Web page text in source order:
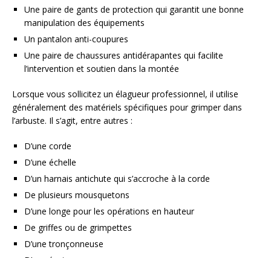
Une paire de gants de protection qui garantit une bonne
manipulation des équipements
Un pantalon anti-coupures
Une paire de chaussures antidérapantes qui facilite
l’intervention et soutien dans la montée
Lorsque vous sollicitez un élagueur professionnel, il utilise
généralement des matériels spécifiques pour grimper dans
l’arbuste. Il s’agit, entre autres :
D’une corde
D’une échelle
D’un harnais antichute qui s’accroche à la corde
De plusieurs mousquetons
D’une longe pour les opérations en hauteur
De griffes ou de grimpettes
D’une tronçonneuse